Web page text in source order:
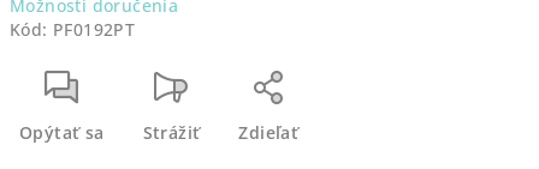
Možnosti doručenia
Kód: PF0192PT
Opýtať sa Strážiť Zdieľať